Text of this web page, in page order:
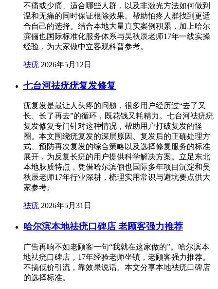
不痛或少痛、适合哪些人群，以及非激光方法如何做到
温和无痛的同时保证根除效果。帮助怕疼人群找到更适
合自己的选择。结合本地大量真实案例积累，加上哈尔
滨俪也国际标准化服务体系与吴秋辰老师17年一线实操
经验，为大家做中立客观科普参考。
祛疣 2026年5月12日
七台河祛疣疣复发修复
疣复发是最让人头疼的问题，很多用户经历过“去了又
长、长了再去”的循环，既花钱又耗精力。七台河祛疣疣
复发修复专门针对这种情况，帮助用户打破复发的怪
圈。本文围绕疣复发的深层原因、复发后的正确处理方
式、预防再次复发的综合策略以及选择修复服务的标准
展开，为反复长疣的用户提供科学解决方案。立足东北
本地肤质特点，凭借哈尔滨俪也国际多年项目沉淀和吴
秋辰老师17年行业深耕，梳理实用常识与避坑要点供大
家参考。
祛疣 2026年5月31日
哈尔滨本地祛疣口碑店 老顾客强力推荐
广告再响不如老顾客一句“我就在这家做的”。哈尔滨本
地祛疣口碑店，17年经验老师坐镇，老顾客强力推荐。
不搞低价引流，靠效果说话。本文分享本地祛疣口碑店
的选择标准。